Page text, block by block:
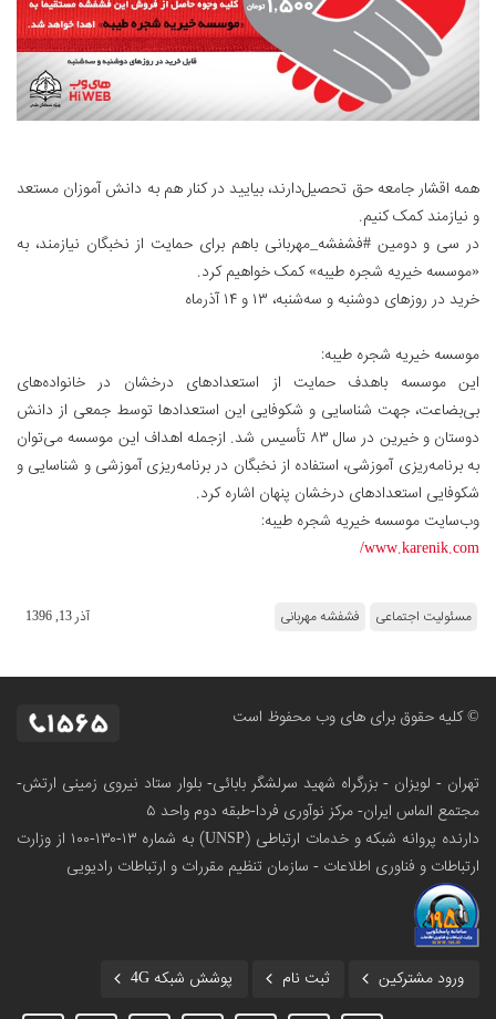
همه اقشار جامعه حق تحصیل‌دارند، بیایید در کنار هم به دانش آموزان مستعد
و نیازمند کمک کنیم.
در سی و دومین #فشفشه_مهربانی باهم برای حمایت از نخبگان نیازمند، به
«موسسه خیریه شجره طیبه» کمک خواهیم کرد.
خرید در روزهای دوشنبه و سه‌شنبه، ۱۳ و ۱۴ آذرماه
موسسه خیریه شجره طیبه:
این موسسه باهدف حمایت از استعدادهای درخشان در خانواده‌های
بی‌بضاعت، جهت شناسایی و شکوفایی این استعدادها توسط جمعی از دانش
دوستان و خیرین در سال ۸۳ تأسیس شد. ازجمله اهداف این موسسه می‌توان
به برنامه‌ریزی آموزشی، استفاده از نخبگان در برنامه‌ریزی آموزشی و شناسایی و
شکوفایی استعدادهای درخشان پنهان اشاره کرد.
وب‌سایت موسسه خیریه شجره طیبه:
www.karenik.com/
مسئولیت اجتماعی فشفشه مهربانی آذر 13, 1396
© کلیه حقوق برای های وب محفوظ است
تهران - لویزان - بزرگراه شهید سرلشگر بابائی- بلوار ستاد نیروی زمینی ارتش-
مجتمع الماس ایران- مرکز نوآوری فردا-طبقه دوم واحد ۵
دارنده پروانه شبکه و خدمات ارتباطی (UNSP) به شماره ۱۳-۱۳۰-۱۰۰
از وزارت
ارتباطات و فناوری اطلاعات - سازمان تنظیم مقررات و ارتباطات رادیویی
ورود مشترکین ثبت نام پوشش شبکه 4G